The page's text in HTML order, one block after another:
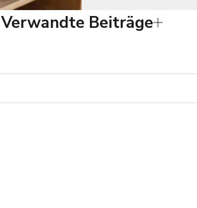
Verwandte Beiträge